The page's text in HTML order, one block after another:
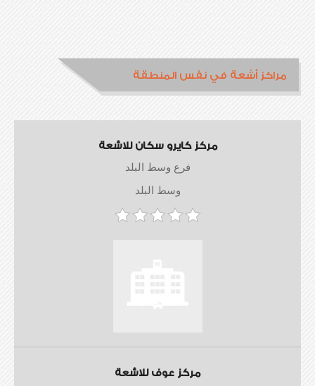
مراكز أشعة في نفس المنطقة
مركز كايرو سكان للاشعة
فرع وسط البلد
وسط البلد
مركز عوف للاشعة